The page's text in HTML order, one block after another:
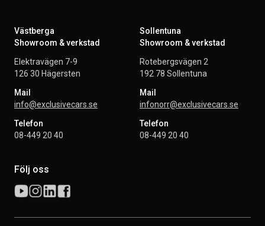
Västberga
Showroom & verkstad
Elektravägen 7-9
126 30 Hägersten
Mail
info@exclusivecars.se
Telefon
08-449 20 40
Sollentuna
Showroom & verkstad
Rotebergsvägen 2
192 78 Sollentuna
Mail
infonorr@exclusivecars.se
Telefon
08-449 20 40
Följ oss